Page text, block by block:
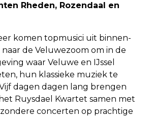
Rheden, Rozendaal en
komen topmusici uit binnen-
de Veluwezoom om in de
waar Veluwe en IJssel
hun klassieke muziek te
dagen dagen lang brengen
Ruysdael Kwartet samen met
concerten op prachtige